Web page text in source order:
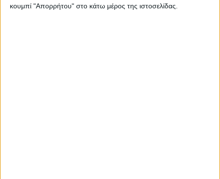
κουμπί "Απορρήτου" στο κάτω μέρος της ιστοσελίδας.
έμφαση στα μικροσκοπικά χαρακτηριστικά